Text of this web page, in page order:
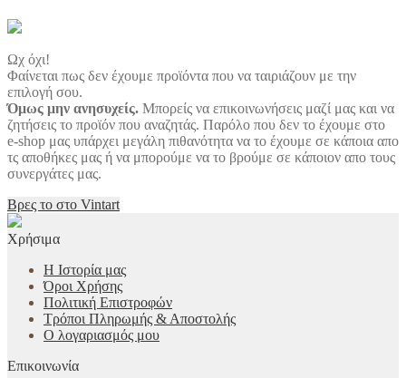
Ωχ όχι!
Φαίνεται πως δεν έχουμε προϊόντα που να ταιριάζουν με την
επιλογή σου.
Όμως μην ανησυχείς. Μπορείς να επικοινωνήσεις μαζί μας και να
ζητήσεις το προϊόν που αναζητάς. Παρόλο που δεν το έχουμε στο
e-shop μας υπάρχει μεγάλη πιθανότητα να το έχουμε σε κάποια απο
τς αποθήκες μας ή να μπορούμε να το βρούμε σε κάποιον απο τους
συνεργάτες μας.
Βρες το στο Vintart
Χρήσιμα
Η Ιστορία μας
Όροι Χρήσης
Πολιτική Επιστροφών
Τρόποι Πληρωμής & Αποστολής
Ο λογαριασμός μου
Επικοινωνία